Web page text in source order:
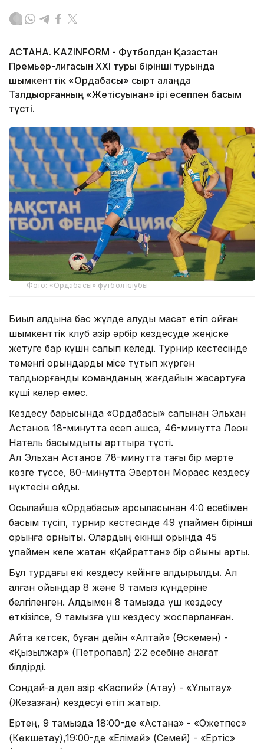
АСТАНА. KAZINFORM - Футболдан Қазақстан
Премьер-лигасын ХХІ туры бірінші турында
шымкенттік «Ордабасы» сырт алаңда
Талдықорғанның «Жетісуынан» ірі есеппен басым
түсті.
Фото: «Ордабасы» футбол клубы
Биыл алдына бас жүлде алуды мақсат етіп қойған
шымкенттік клуб қазір әрбір кездесуде жеңіске
жетуге бар күшн салып келеді. Турнир кестесінде
төменгі орындарды місе тұтып жүрген
талдықорғандық команданың жағдайын жақсартуға
күші келер емес.
Кездесу барысында «Ордабасы» сапынан Эльхан
Астанов 18-минутта есеп ашса, 46-минутта Леон
Натель басымдықты арттыра түсті.
Ал Эльхан Астанов 78-минутта тағы бір мәрте
көзге түссе, 80-минутта Эвертон Мораес кездесу
нүктесін қойды.
Осылайша «Ордабасы» қарсыласынан 4:0 есебімен
басым түсіп, турнир кестесінде 49 ұпаймен бірінші
орынға орнықты. Олардың екінші орында 45
ұпаймен келе жатқан «Қайраттан» бір ойыны артық.
Бұл турдағы екі кездесу кейінге қалдырылды. Ал
қалған ойындар 8 және 9 тамыз күндеріне
белгіленген. Алдымен 8 тамызда үш кездесу
өткізілсе, 9 тамызға үш кездесу жоспарланған.
Айта кетсек, бұған дейін «Алтай» (Өскемен) -
«Қызылжар» (Петропавл) 2:2 есебіне қанағат
білдірді.
Сондай-ақ дәл қазір «Каспий» (Ақтау) - «Ұлытау»
(Жезқазған) кездесуі өтіп жатыр.
Ертең, 9 тамызда 18:00-де «Астана» - «Оқжетпес»
(Көкшетау),19:00-де «Елімай» (Семей) - «Ертіс»